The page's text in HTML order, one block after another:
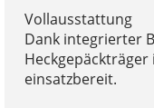
Vollausstattung
Dank integrierter
einsatzbereit.